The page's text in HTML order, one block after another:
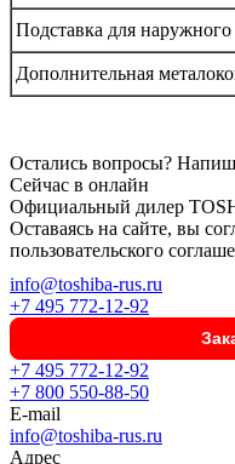
Подставка для
Дополнительная
Остались вопросы?
Сейчас в онлайн
Официальный дилер
Оставаясь на сайте, вы
пользовательского
info@toshiba-rus.ru
+7 495 772-12-92
+7 495 772-12-92
+7 800 550-88-50
E-mail
info@toshiba-rus.ru
Адрес